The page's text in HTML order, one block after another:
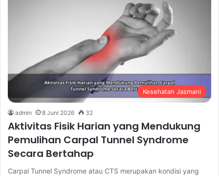
Kesehatan Jasmani
admin 8 Juni 2026 32
Aktivitas Fisik Harian yang Mendukung
Pemulihan Carpal Tunnel Syndrome
Secara Bertahap
Carpal Tunnel Syndrome atau CTS merupakan kondisi yang